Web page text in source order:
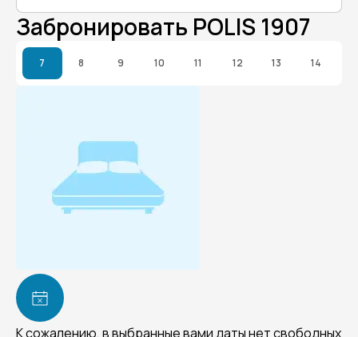
Забронировать POLIS 1907
7 8 9 10 11 12 13 14
К сожалению, в выбранные вами даты нет свободных